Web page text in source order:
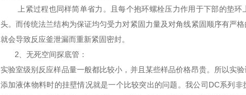
上紧过程也同样简单省力。且每个抱环螺栓压力作用于下部的垫环
头。而传统法兰结构为保证均匀受力对紧固力量及对角线紧固顺序有严
就会导致反应釜泄漏而重新紧固密封。
2、 无死空间探底管 ：
实验室级别反应样品量一般都比较小，并且某些样品价格昂贵。所以实
添加液体物料时的挂壁情况就是一个比较突出的问题。我公司DC系列